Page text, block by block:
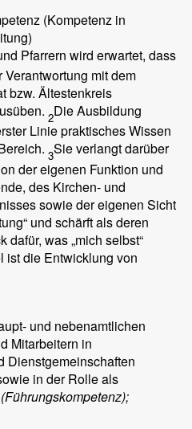
(Kompetenz in
Pfarrern wird erwartet, dass
mit dem
bzw. Ältestenkreis
2Die Ausbildung
Linie praktisches Wissen
3Sie verlangt darüber
der eigenen Funktion und
des Kirchen- und
sowie der eigenen Sicht
und schärft als deren
dafür, was „mich selbst“
ist die Entwicklung von
und nebenamtlichen
Mitarbeitern in
Dienstgemeinschaften
in der Rolle als
(Führungskompetenz);